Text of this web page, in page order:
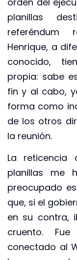
planillas
referéndum
Henrique, a
conocido,
propia: sabe
fin y al cabo,
forma como
de los otros
la reunión.
La reticencia
planillas me
preocupado
que, si el
en su contra,
cruento.
conectado al